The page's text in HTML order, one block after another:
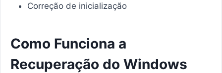
Correção de inicialização
Como Funciona a
Recuperação do Windows